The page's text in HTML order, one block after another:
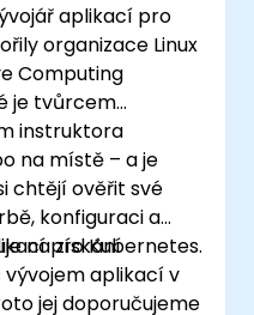
aplikací pro
organizace Linux
Computing
je tvůrcem
instruktora
na místě – a je
chtějí ověřit své
konfiguraci a
pro Kubernetes.
na získání
aplikací v
jej doporučujeme